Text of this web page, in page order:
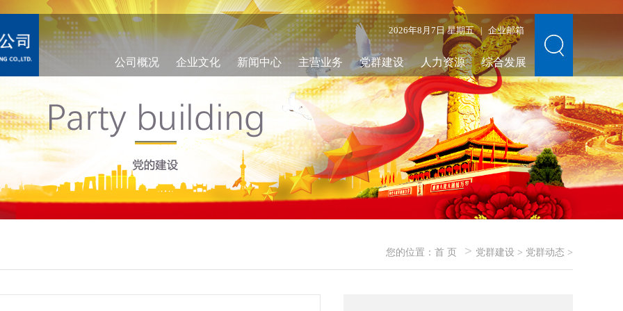
2026年8月7日 星期五 | 企业邮箱
公司概况 企业文化 新闻中心 主营业务 党群建设 人力资源 综合发展
您的位置： 首 页 > 党群建设 > 党群动态 >